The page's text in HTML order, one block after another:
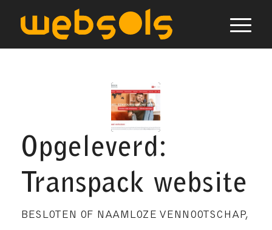
Opgeleverd:
Transpack website
BESLOTEN OF NAAMLOZE VENNOOTSCHAP,